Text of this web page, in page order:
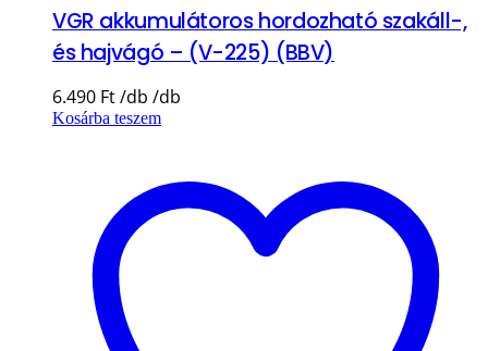
VGR akkumulátoros hordozható szakáll-,
és hajvágó – (V-225) (BBV)
6.490 Ft
Kosárba teszem